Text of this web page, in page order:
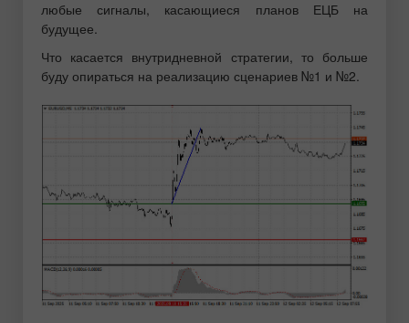
любые сигналы, касающиеся планов ЕЦБ на
будущее.
Что касается внутридневной стратегии, то больше
буду опираться на реализацию сценариев №1 и №2.